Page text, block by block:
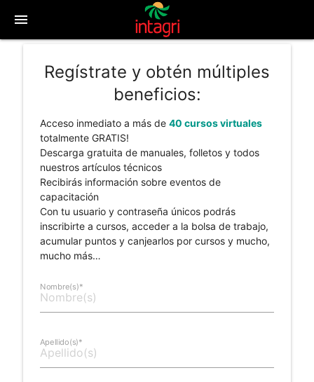
menu
Regístrate y obtén múltiples
beneficios:
Acceso inmediato a más de 40 cursos virtuales
totalmente GRATIS!
Descarga gratuita de manuales, folletos y todos
nuestros artículos técnicos
Recibirás información sobre eventos de
capacitación
Con tu usuario y contraseña únicos podrás
inscribirte a cursos, acceder a la bolsa de trabajo,
acumular puntos y canjearlos por cursos y mucho,
mucho más…
Nombre(s)*
Apellido(s)*